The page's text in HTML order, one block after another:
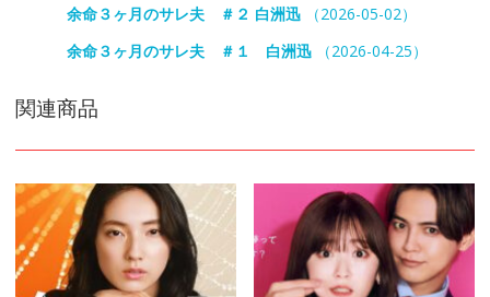
余命３ヶ月のサレ夫 ＃２ 白洲迅（2026-05-02）
余命３ヶ月のサレ夫 ＃１ 白洲迅（2026-04-25）
関連商品